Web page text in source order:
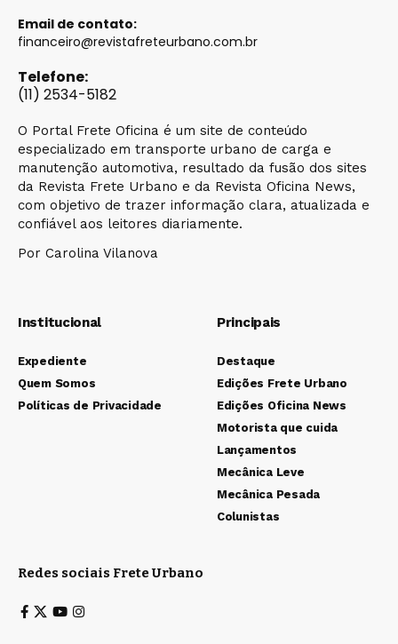
Email de contato:
financeiro@revistafreteurbano.com.br
Telefone:
(11) 2534-5182
O Portal Frete Oficina é um site de conteúdo
especializado em transporte urbano de carga e
manutenção automotiva, resultado da fusão dos sites
da Revista Frete Urbano e da Revista Oficina News,
com objetivo de trazer informação clara, atualizada e
confiável aos leitores diariamente.
Por Carolina Vilanova
Institucional
Expediente
Quem Somos
Políticas de Privacidade
Principais
Destaque
Edições Frete Urbano
Edições Oficina News
Motorista que cuida
Lançamentos
Mecânica Leve
Mecânica Pesada
Colunistas
Redes sociais Frete Urbano